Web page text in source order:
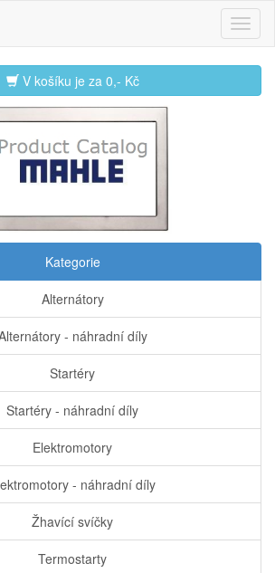
V košíku je za 0,- Kč
Kategorie
Alternátory
- náhradní díly
Startéry
Startéry - náhradní díly
Elektromotory
- náhradní díly
Žhavící svíčky
Termostarty